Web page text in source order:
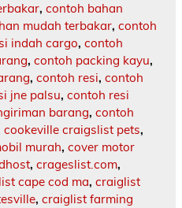
, contoh bahan
mudah terbakar, contoh
indah cargo, contoh
, contoh packing kayu,
, contoh resi, contoh
jne palsu, contoh resi
barang, contoh
cookeville craigslist pets,
murah, cover motor
, crageslist.com,
cape cod ma, craiglist
, craiglist farming